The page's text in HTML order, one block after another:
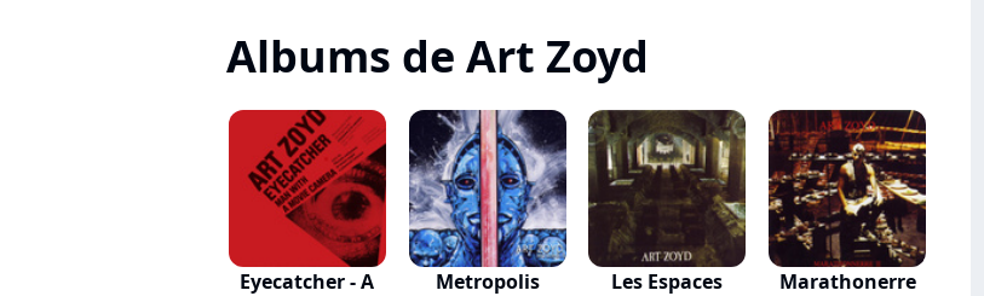
Albums de Art Zoyd
Eyecatcher - A
Metropolis
Les Espaces
Marathonerre